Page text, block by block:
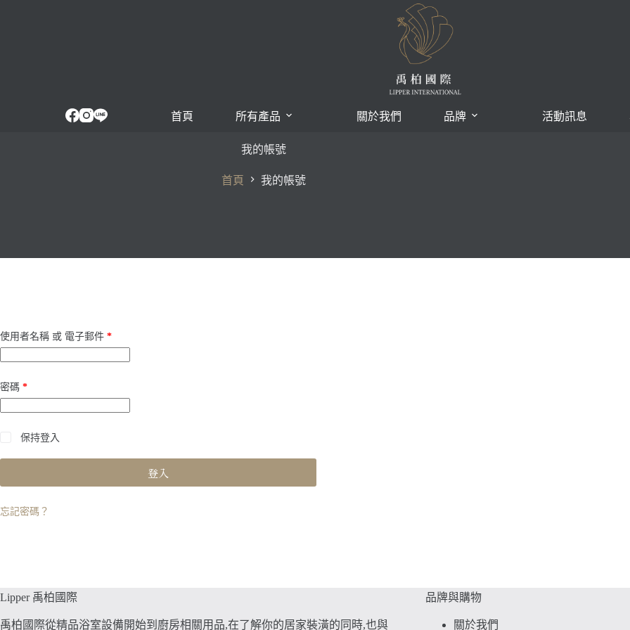
首頁
所有產品 關於我們 品牌 活動訊息
我的帳號
首頁 我的帳號
使用者名稱 或 電子郵件 *必
填
密碼 *必
填
保持登入
登入
忘記密碼？
Lipper 禹柏國際
禹柏國際從精品浴室設備開始到廚房相關用品,在了解你的居家裝潢的同時,也與
品牌與購物
關於我們